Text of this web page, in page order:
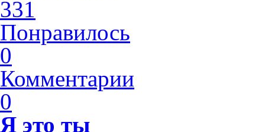
331
Понравилось
0
Комментарии
0
Я это ты